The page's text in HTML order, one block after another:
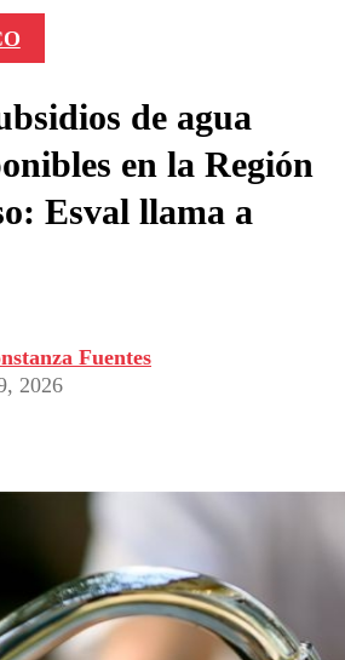
de agua
en la Región
Esval llama a
Fuentes
2026